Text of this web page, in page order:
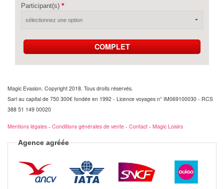
Participant(s)
COMPLET
Magic Evasion. Copyright 2018. Tous droits réservés.
Sarl au capital de 750 300€ fondée en 1992 - Licence voyages n° IM069100030 - RCS
388 51 149 00020
Mentions légales - Conditions générales de vente - Contact - Magic Loisirs
Agence agréée